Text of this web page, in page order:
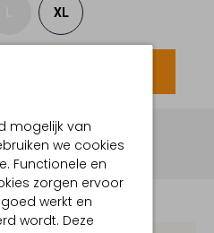
mogelijk van
we cookies
Functionele en
zorgen ervoor
werkt en
wordt. Deze
XL
en draagt maat s.